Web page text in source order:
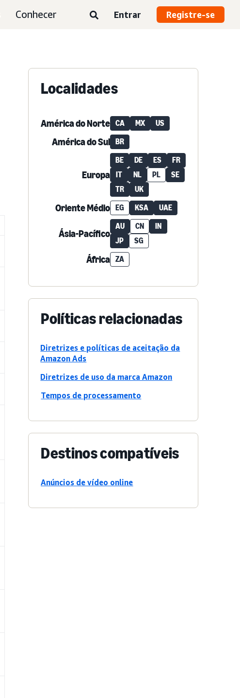
Conhecer Entrar Registre-se
Localidades
América do Norte CA MX US
América do Sul BR
Europa
BE DE ES
FR
IT
NL PL
SE
TR
UK
Oriente Médio EG KSA UAE
Ásia-Pacífico
AU CN
IN
JP
SG
África ZA
Políticas relacionadas
Diretrizes e políticas de aceitação da
Amazon Ads
Diretrizes de uso da marca Amazon
Tempos de processamento
Destinos compatíveis
Anúncios de vídeo online